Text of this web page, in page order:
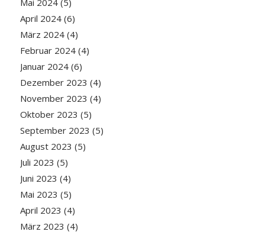
April 2024(6)
März 2024(4)
Februar 2024(4)
Januar 2024(6)
Dezember 2023 (4)
November 2023 (4)
Oktober 2023 (5)
September 2023 (5)
August 2023 (5)
Juli 2023 (5)
Juni 2023 (4)
Mai 2023 (5)
April 2023 (4)
März 2023 (4)